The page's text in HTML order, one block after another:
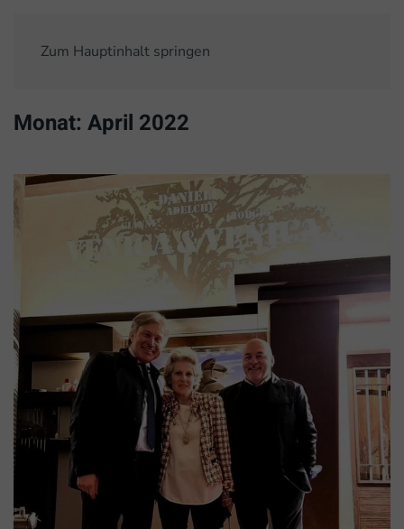
Zum Hauptinhalt springen
Monat: April 2022